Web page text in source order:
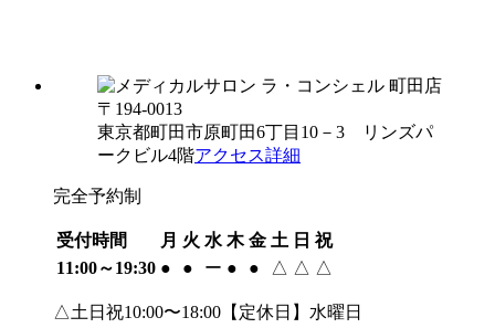
〒194-0013
東京都町田市原町田6丁目10－3 リンズパ
ークビル4階アクセス詳細
完全予約制
受付時間 月 火 水 木 金 土 日 祝
11:00～19:30 ● ● ー ● ● △ △ △
△土日祝10:00〜18:00【定休日】水曜日